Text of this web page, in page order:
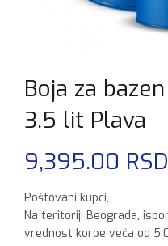
Boja za
3.5 lit Plava
9,395.00 RSD
Poštovani kupci,
Na teritoriji Beograda,
vrednost korpe veća od